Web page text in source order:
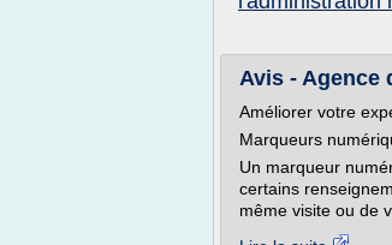
Avis - Agence
Améliorer votre
Marqueurs
Un marqueur
certains
même visite ou de